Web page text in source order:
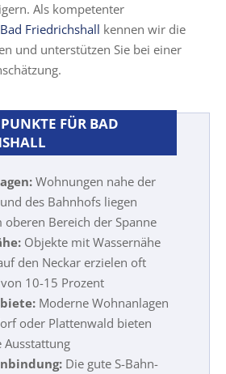
Als kompetenter
Friedrichshall kennen wir die
und unterstützen Sie bei einer
FÜR BAD
Wohnungen nahe der
des Bahnhofs liegen
oberen Bereich der Spanne
Objekte mit Wassernähe
den Neckar erzielen oft
10-15 Prozent
Moderne Wohnanlagen
oder Plattenwald bieten
Ausstattung
Die gute S-Bahn-